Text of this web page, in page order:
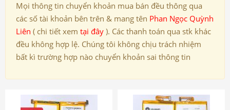
Mọi thông tin chuyển khoản mua bán đều thông qua
các số tài khoản bên trên & mang tên Phan Ngọc Quỳnh
Liên ( chi tiết xem tại đây ). Các thanh toán qua stk khác
đều không hợp lệ. Chúng tôi không chịu trách nhiệm
bất kì trường hợp nào chuyển khoản sai thông tin